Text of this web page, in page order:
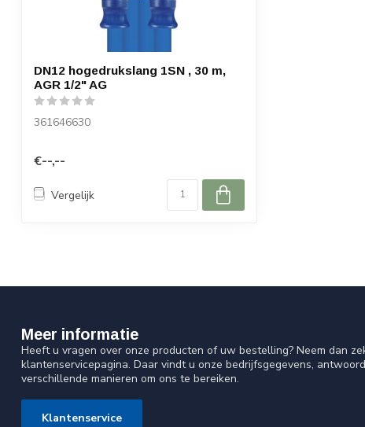
DN12 hogedrukslang 1SN , 30 m,
AGR 1/2" AG
361646630
€--,--
Vergelijk
Meer informatie
Heeft u vragen over onze producten of uw bestelling? Neem dan
klantenservicepagina. Daar vindt u onze bedrijfsgegevens,
verschillende manieren om ons te bereiken.
Klantenservice